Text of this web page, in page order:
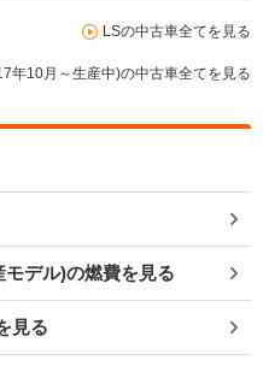
LSの中古車全てを見る
年10月～生産中)の中古車全てを見る
モデル)の燃費を見る
見る